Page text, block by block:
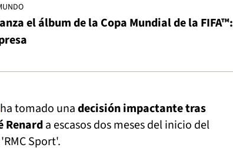
el álbum de la Copa Mundial de la FIFA™:
ha tomado unadecisión impactante tras
Renarda escasos dos meses del inicio del
Sport'.